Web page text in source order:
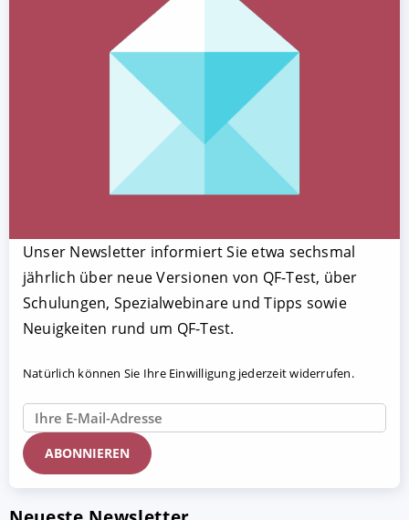
Unser Newsletter informiert Sie etwa sechsmal
jährlich über neue Versionen von QF-Test, über
Schulungen, Spezialwebinare und Tipps sowie
Neuigkeiten rund um QF-Test.
Natürlich können Sie Ihre Einwilligung jederzeit widerrufen.